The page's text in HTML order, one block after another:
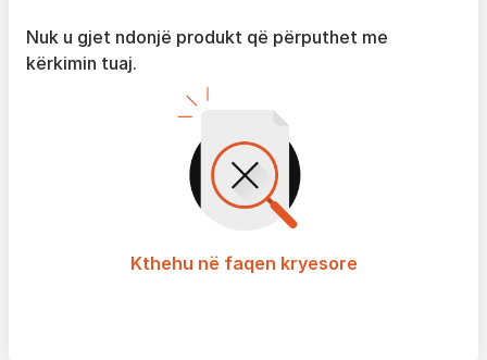
Nuk u gjet ndonjë produkt që përputhet me
kërkimin tuaj.
Kthehu në faqen kryesore